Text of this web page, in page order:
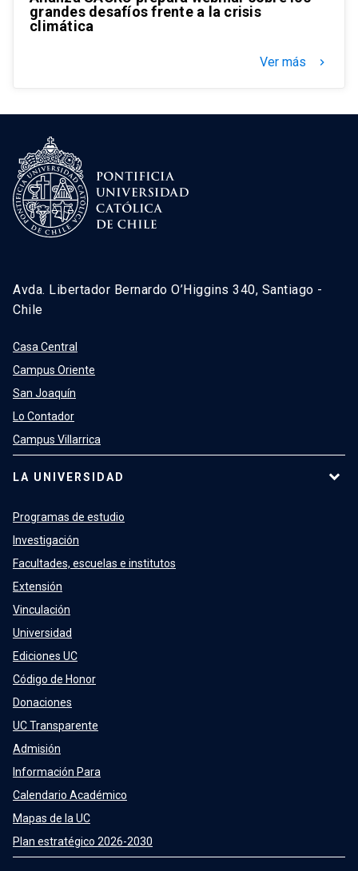
grandes desafíos frente a la crisis
climática
Ver más keyboard_arrow_right
Avda. Libertador Bernardo O’Higgins 340, Santiago -
Chile
Casa Central
Campus Oriente
San Joaquín
Lo Contador
Campus Villarrica
LA UNIVERSIDAD
Programas de estudio
Investigación
Facultades, escuelas e institutos
Extensión
Vinculación
Universidad
Ediciones UC
Código de Honor
Donaciones
UC Transparente
Admisión
Información Para
Calendario Académico
Mapas de la UC
Plan estratégico 2026-2030